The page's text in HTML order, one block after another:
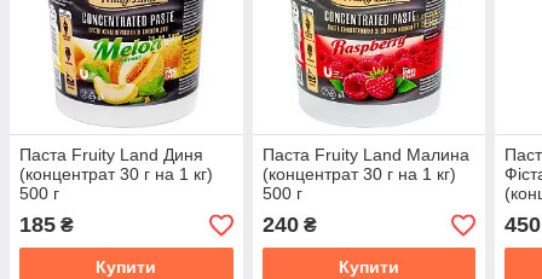
Паста Fruity Land Диня
(концентрат 30 г на 1 кг)
500 г
185 ₴
Купити
Паста Fruity Land Малина
(концентрат 30 г на 1 кг)
500 г
240₴
Купити
500
450